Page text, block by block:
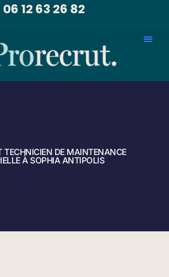
06 12 63 26 82
TECHNICIEN DE MAINTENANCE
À SOPHIA ANTIPOLIS